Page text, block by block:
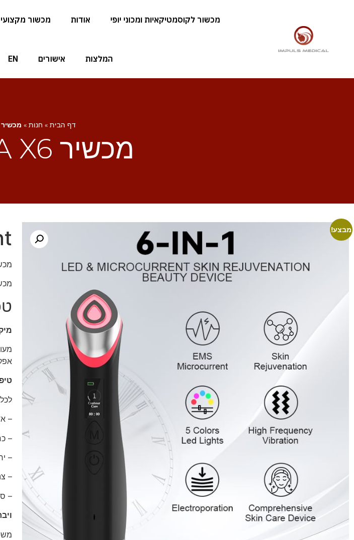
מכשור לקוסמטיקאיות ומכוני יופי אודות מכשור מקצועי
המלצות אישורים EN
דף הבית » חנות » מכשיר LUMIRA X6
מכשיר LUMIRA X6
מבצע!
–
–
–
–
–